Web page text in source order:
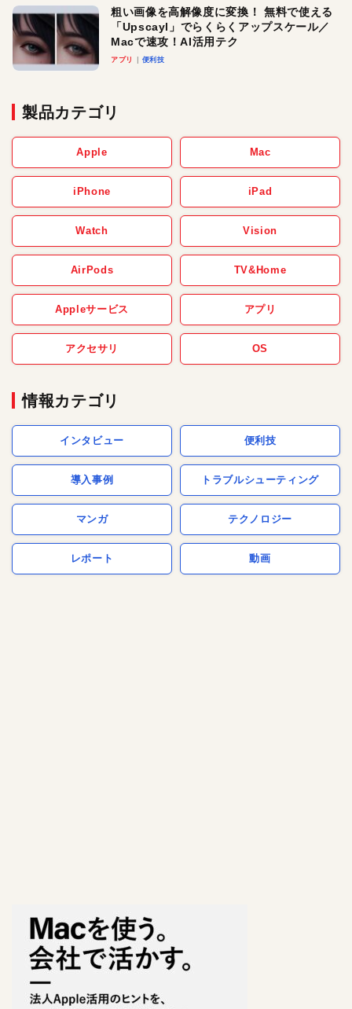
粗い画像を高解像度に変換！ 無料で使える
「Upscayl」でらくらくアップスケール／
Macで速攻！AI活用テク
アプリ 便利技
製品カテゴリ
Apple Mac
iPhone iPad
Watch Vision
AirPods TV&Home
Appleサービス アプリ
アクセサリ OS
情報カテゴリ
インタビュー 便利技
導入事例 トラブルシューティング
マンガ テクノロジー
レポート 動画